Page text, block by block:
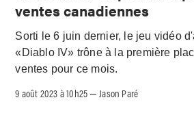
ventes canadiennes
Sorti le 6 juin dernier, le jeu vidéo
«Diablo IV» trône à la première
ventes pour ce mois.
9 août 2023 à 10h25 – Jason Paré